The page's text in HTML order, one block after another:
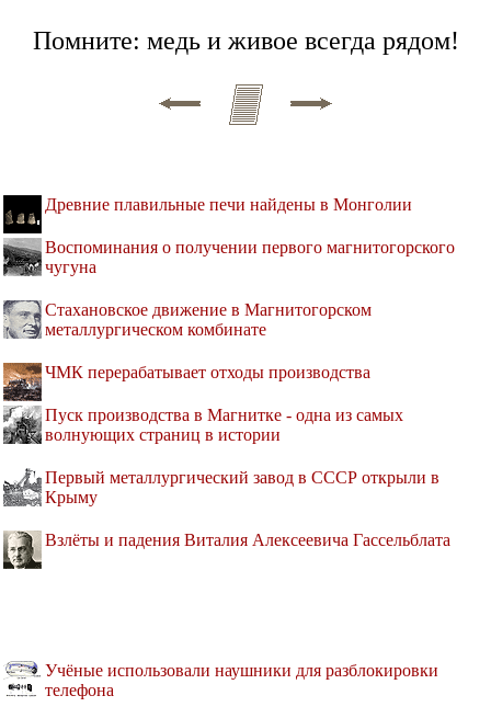
Помните: медь и живое всегда рядом!
Древние плавильные печи найдены в Монголии
Воспоминания о получении первого магнитогорского
чугуна
Стахановское движение в Магнитогорском
металлургическом комбинате
ЧМК перерабатывает отходы производства
Пуск производства в Магнитке - одна из самых
волнующих страниц в истории
Первый металлургический завод в СССР открыли в
Крыму
Взлёты и падения Виталия Алексеевича Гассельблата
Учёные использовали наушники для разблокировки
телефона